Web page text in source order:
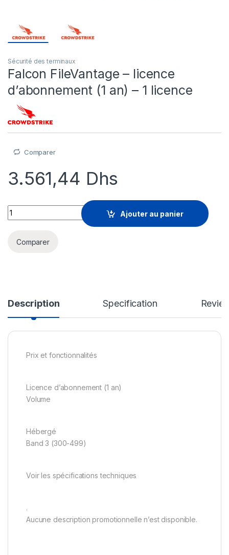
Sécurité des terminaux
Falcon FileVantage – licence
d’abonnement (1 an) – 1 licence
Comparer
3.561,44 Dhs
Falcon FileVantage - licence d'abonnement (1 an) - 1 licence
Ajouter au panier
Comparer
Description Specification
Prix et fonctionnalités
Licence d’abonnement (1 an)
Volume
Hébergé
Band 3 (300-499)
Voir les spécifications techniques
.
Aucune description promotionnelle n’est disponible.